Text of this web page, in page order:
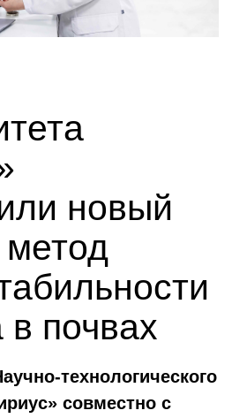
новый
в почвах
технологического
совместно с